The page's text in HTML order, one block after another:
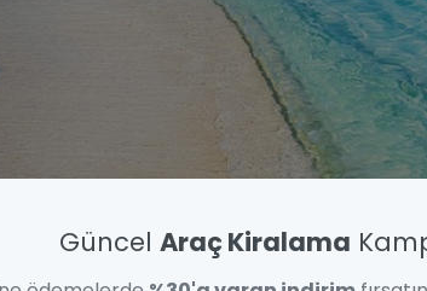
Güncel Araç Kiralama